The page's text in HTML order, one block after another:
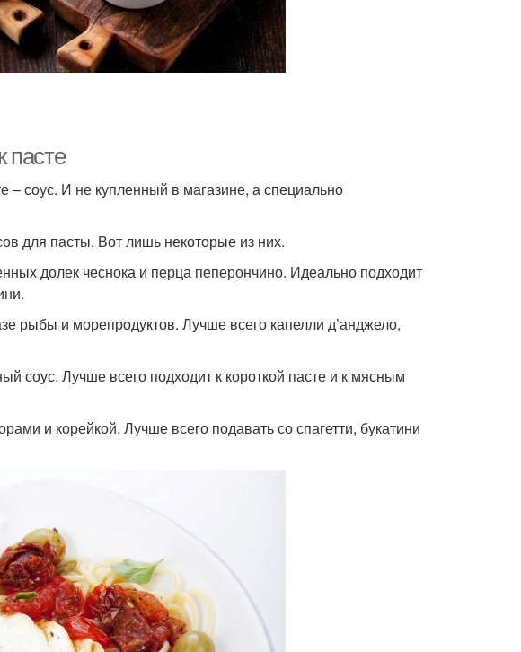
пасте
– соус. И не купленный в магазине, а специально
для пасты. Вот лишь некоторые из них.
долек чеснока и перца пеперончино. Идеально подходит
рыбы и морепродуктов. Лучше всего капелли д’анджело,
соус. Лучше всего подходит к короткой пасте и к мясным
и корейкой. Лучше всего подавать со спагетти, букатини